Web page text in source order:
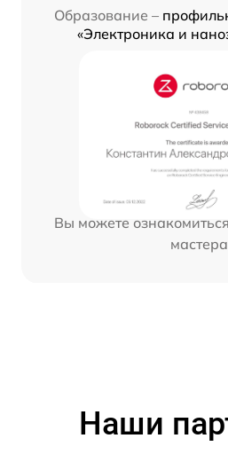
Образование –
«Электроника и
Вы можете
мастера
Наши